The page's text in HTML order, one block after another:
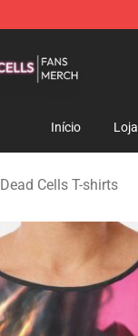
Início Loja
Dead Cells T-shirts